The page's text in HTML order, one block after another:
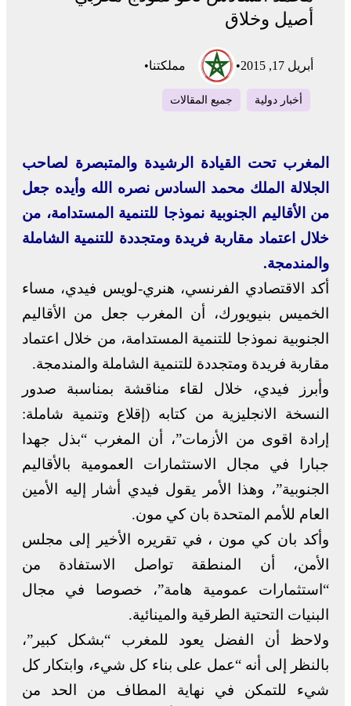
أصيل وخلاق
أبريل 17, 2015 • مملكتنا•
أخبار دولية جميع المقالات
المغرب تحت القيادة الرشيدة والمتبصرة لصاحب
الجلالة الملك محمد السادس نصره الله وأيده جعل
من الأقاليم الجنوبية نموذجا للتنمية المستدامة، من
خلال اعتماد مقاربة فريدة ومتجددة للتنمية الشاملة
والمندمجة.
أكد الاقتصادي الفرنسي، هنري-لويس فيدي، مساء
الخميس بنيويورك، أن المغرب جعل من الأقاليم
الجنوبية نموذجا للتنمية المستدامة، من خلال اعتماد
مقاربة فريدة ومتجددة للتنمية الشاملة والمندمجة.
وأبرز فيدي، خلال لقاء مناقشة بمناسبة صدور
النسخة الانجليزية من كتابه (إقلاع وتنمية شاملة:
إرادة اقوى من الأزمات”، أن المغرب “بذل جهدا
جبارا في مجال الاستثمارات العمومية بالأقاليم
الجنوبية”، وهذا الأمر يقول فيدي أشار إليه الأمين
العام للأمم المتحدة بان كي مون.
وأكد بان كي مون ، في تقريره الأخير إلى مجلس
الأمن، أن المنطقة تواصل الاستفادة من
“استثمارات عمومية هامة”، خصوصا في مجال
البنيات التحتية الطرقية والمينائية.
ولاحظ أن الفضل يعود للمغرب “بشكل كبير”،
بالنظر إلى أنه “عمل على بناء كل شيء، وابتكار كل
شيء للتمكن في نهاية المطاف من الحد من